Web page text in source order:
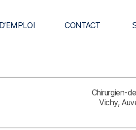
CONTACT
Chirurgien-
Vichy